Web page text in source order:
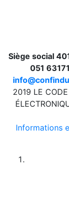
Siège social
051
2019 LE
Informations